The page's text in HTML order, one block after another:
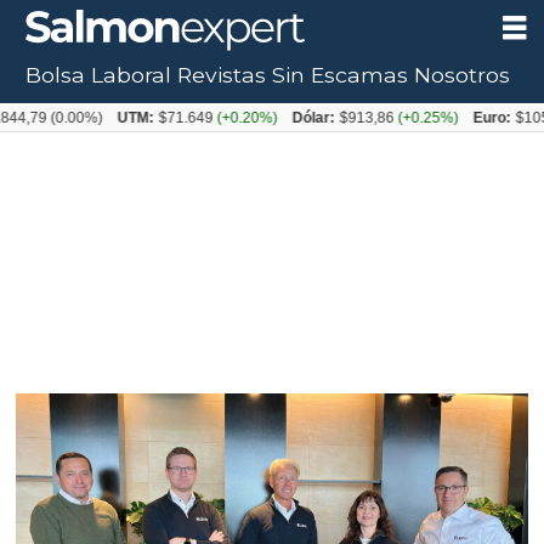
Tag:
Bolsa Laboral Revistas Sin Escamas Nosotros
(0.00%) UTM: $71.649(+0.20%) Dólar: $913,86(+0.25%) Euro: